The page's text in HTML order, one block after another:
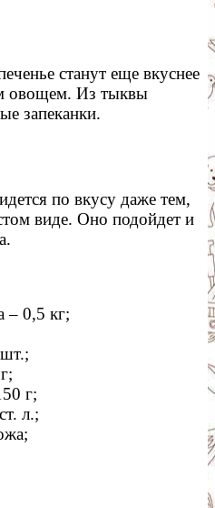
станут еще вкуснее
овощем. Из тыквы
запеканки.
по вкусу даже тем,
виде. Оно подойдет и
– 0,5 кг;
г;
л.;